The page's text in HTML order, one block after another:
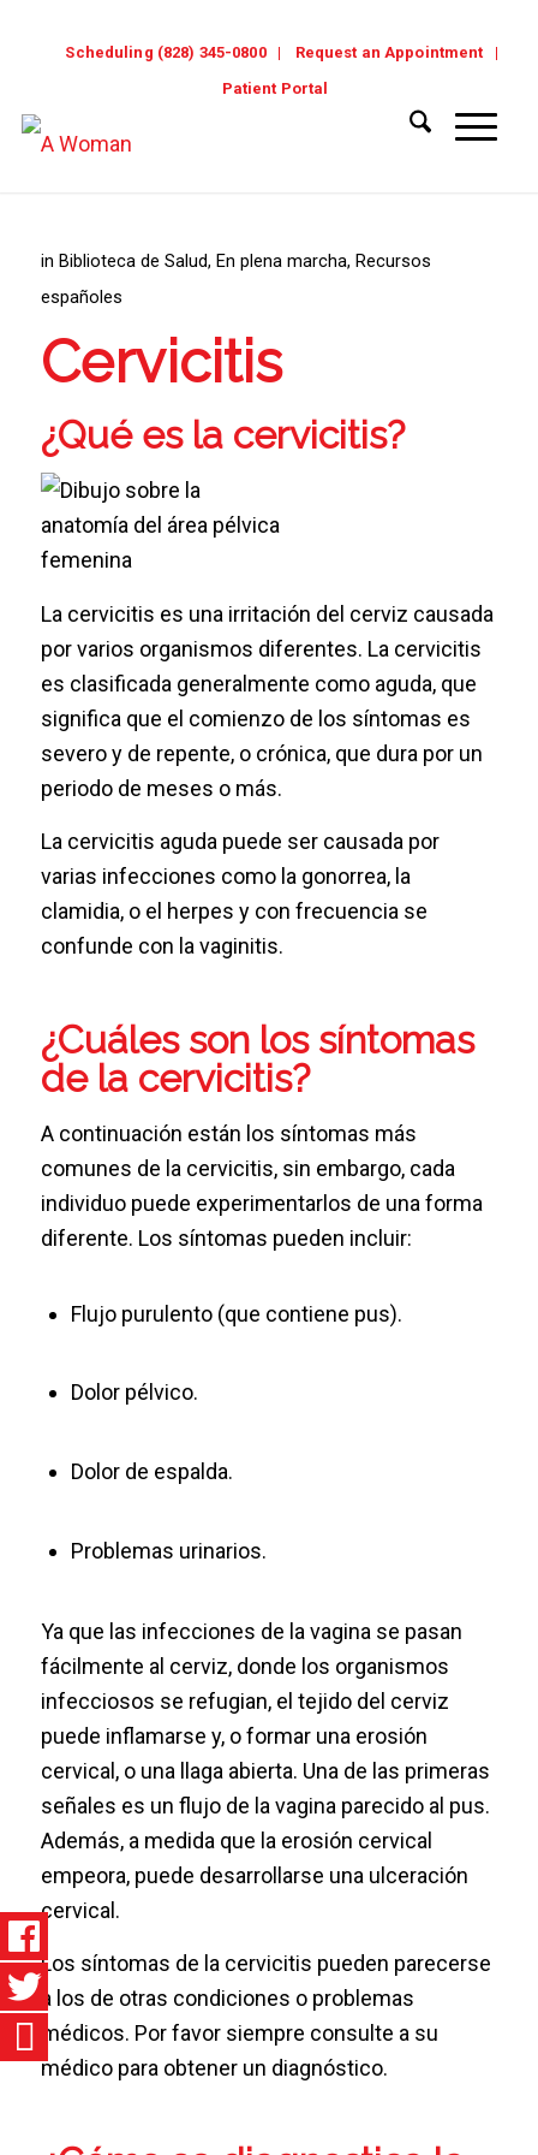
Scheduling (828) 345-0800
Request an Appointment
Patient Portal
in Biblioteca de Salud, En plena marcha, Recursos
españoles
Cervicitis
¿Qué es la cervicitis?
La cervicitis es una irritación del cerviz causada
por varios organismos diferentes. La cervicitis
es clasificada generalmente como aguda, que
significa que el comienzo de los síntomas es
severo y de repente, o crónica, que dura por un
periodo de meses o más.
La cervicitis aguda puede ser causada por
varias infecciones como la gonorrea, la
clamidia, o el herpes y con frecuencia se
confunde con la vaginitis.
¿Cuáles son los síntomas
de la cervicitis?
A continuación están los síntomas más
comunes de la cervicitis, sin embargo, cada
individuo puede experimentarlos de una forma
diferente. Los síntomas pueden incluir:
Flujo purulento (que contiene pus).
Dolor pélvico.
Dolor de espalda.
Problemas urinarios.
Ya que las infecciones de la vagina se pasan
fácilmente al cerviz, donde los organismos
infecciosos se refugian, el tejido del cerviz
puede inflamarse y, o formar una erosión
cervical, o una llaga abierta. Una de las primeras
señales es un flujo de la vagina parecido al pus.
Además, a medida que la erosión cervical
empeora, puede desarrollarse una ulceración
cervical.
Los síntomas de la cervicitis pueden parecerse
a los de otras condiciones o problemas
médicos. Por favor siempre consulte a su
médico para obtener un diagnóstico.